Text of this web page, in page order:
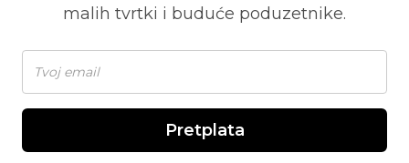
malih tvrtki i buduće poduzetnike.
Pretplata